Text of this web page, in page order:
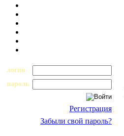
логин
пароль
Регистрация
Забыли свой пароль?